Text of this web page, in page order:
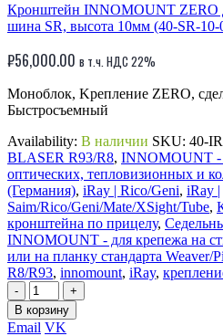
Кронштейн INNOMOUNT ZERO
шина SR, высота 10мм (40-SR-10-
₽56,000.00 в т.ч. НДС 22%
Моноблок, Kрепление ZERO,
Быстросъемный
Availability: В наличии SKU: 40-
BLASER R93/R8, INNOMOUNT
оптических, тепловизионных и
(Германия), iRay | Rico/Geni, iRay |
Saim/Rico/Geni/Mate/XSight/Tube,
кронштейна по прицелу,
INNOMOUNT - для крепежа на
или на планку стандарта Weaver/
R8/R93, innomount, iRay,
-
+
В корзину
Email VK